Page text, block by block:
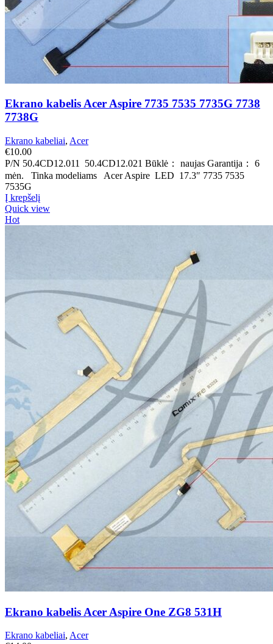
Ekrano kabelis Acer Aspire 7735 7535 7735G 7738
7738G
Ekrano kabeliai, Acer
€10.00
P/N 50.4CD12.011 50.4CD12.021 Būklė： naujas Garantija： 6
mėn. Tinka modeliams Acer Aspire LED 17.3″ 7735 7535
7535G
Į krepšelį
Quick view
Hot
Ekrano kabelis Acer Aspire One ZG8 531H
Ekrano kabeliai, Acer